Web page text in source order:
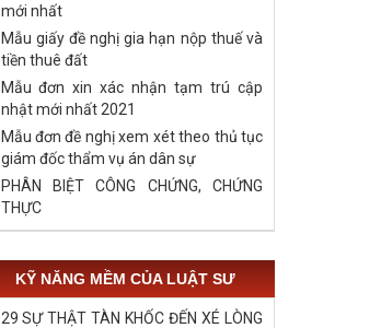
mới nhất
Mẫu giấy đề nghị gia hạn nộp thuế và
tiền thuê đất
Mẫu đơn xin xác nhận tạm trú cập
nhật mới nhất 2021
Mẫu đơn đề nghị xem xét theo thủ tục
giám đốc thẩm vụ án dân sự
PHÂN BIỆT CÔNG CHỨNG, CHỨNG
THỰC
KỸ NĂNG MỀM CỦA LUẬT SƯ
29 SỰ THẬT TÀN KHỐC ĐẾN XÉ LÒNG